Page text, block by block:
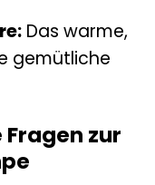
Das warme,
gemütliche
zur